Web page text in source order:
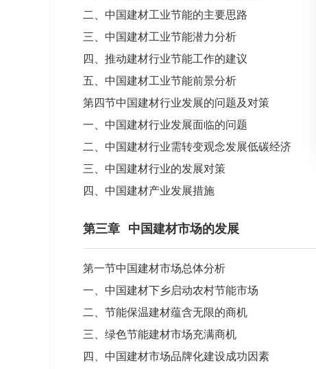
二、中国建材工业节能的主要思路
三、中国建材工业节能潜力分析
四、推动建材行业节能工作的建议
五、中国建材工业节能前景分析
第四节中国建材行业发展的问题及对策
一、中国建材行业发展面临的问题
二、中国建材行业需转变观念发展低碳经济
三、中国建材行业的发展对策
四、中国建材产业发展措施
第三章 中国建材市场的发展
第一节中国建材市场总体分析
一、中国建材下乡启动农村节能市场
二、节能保温建材蕴含无限的商机
三、绿色节能建材市场充满商机
四、中国建材市场品牌化建设成功因素